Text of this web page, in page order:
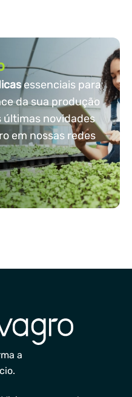
essenciais para
da sua produção
últimas novidades
em nossas redes
a